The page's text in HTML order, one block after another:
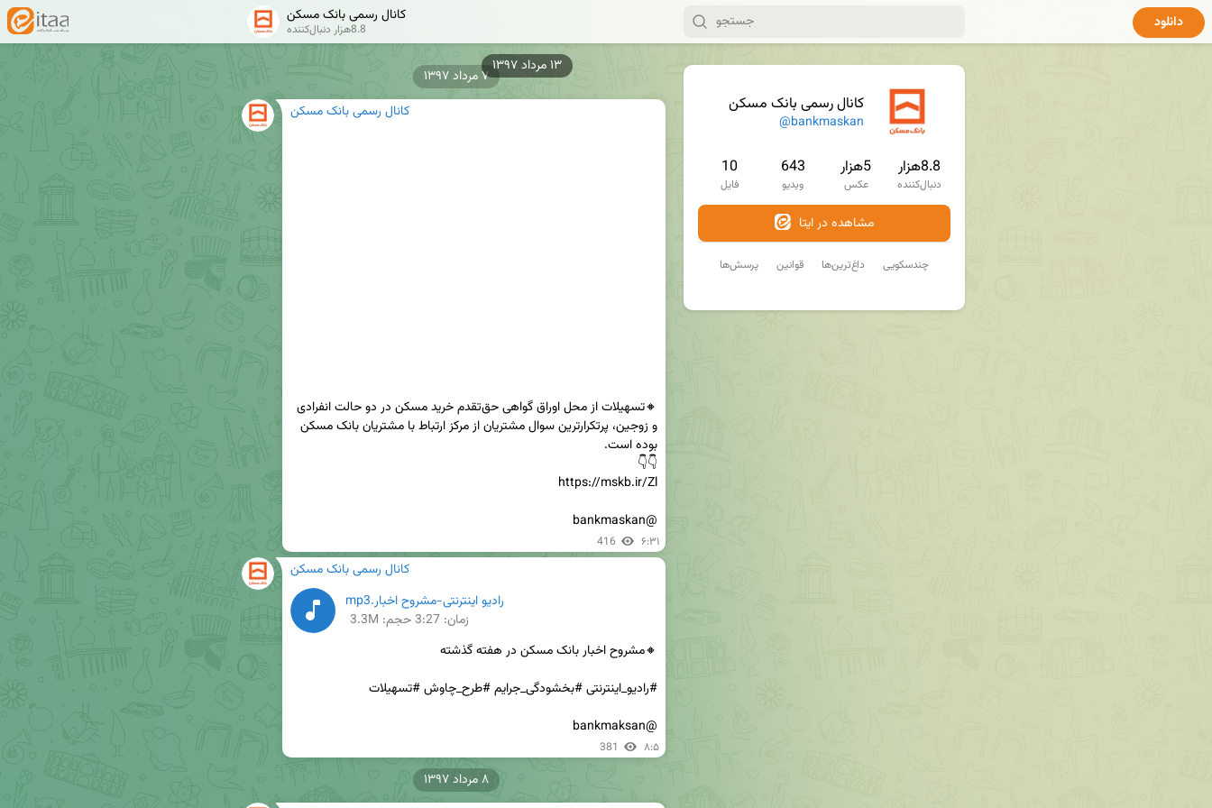
کانال رسمی بانک مسکن
@bankmaskan
8.8هزار
دنبال‌کننده
5هزار
عکس
643
ویدیو
10
فایل
مشاهده در ایتا
پرسش‌ها قوانین داغ‌ترین‌ها چندسکویی
کانال رسمی بانک مسکن
8.8هزار دنبال‌کننده دانلود
کانال رسمی بانک مسکن
@bankmaskan
416 ۶:۳۱
۷ مرداد ۱۳۹۷
کانال رسمی بانک مسکن
رادیو اینترنتی-مشروح اخبار.mp3
زمان: 3:27 حجم: 3.3M
@bankmaksan
381 ۸:۵
۸ مرداد ۱۳۹۷